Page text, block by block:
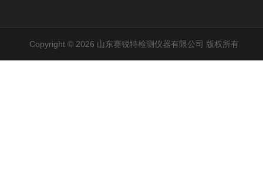
Copyright © 2026 山东赛锐特检测仪器有限公司 版权所有